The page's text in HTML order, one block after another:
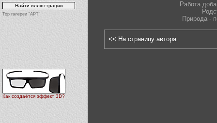
Top галереи "АРТ"
Как создаётся эффект 3D?
Работа
Природа -
<< На страницу автора